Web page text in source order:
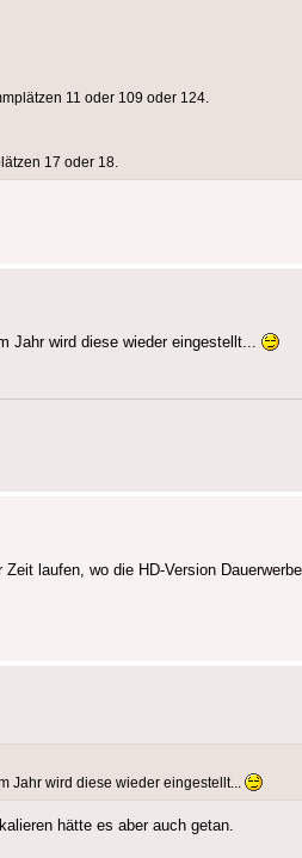
11 oder 109 oder 124.
17 oder 18.
Jahr wird diese wieder eingestellt...
laufen, wo die HD-Version
Jahr wird diese wieder eingestellt...
hätte es aber auch getan.